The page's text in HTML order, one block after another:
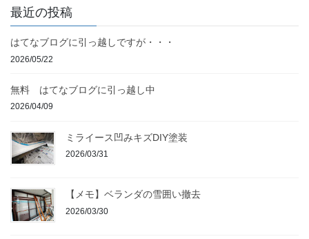
の
ペ
ー
送
り
ジ
最近の投稿
はてなブログに引っ越しですが・・・
2026/05/22
無料 はてなブログに引っ越し中
2026/04/09
ミライース凹みキズDIY塗装
2026/03/31
【メモ】ベランダの雪囲い撤去
2026/03/30